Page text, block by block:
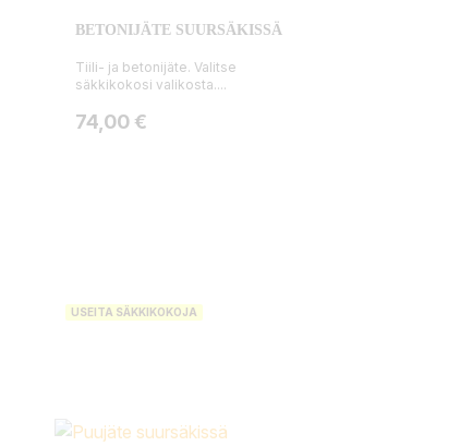
BETONIJÄTE SUURSÄKISSÄ
Tiili- ja betonijäte. Valitse
säkkikokosi valikosta....
Hinta
74,00 €
USEITA SÄKKIKOKOJA